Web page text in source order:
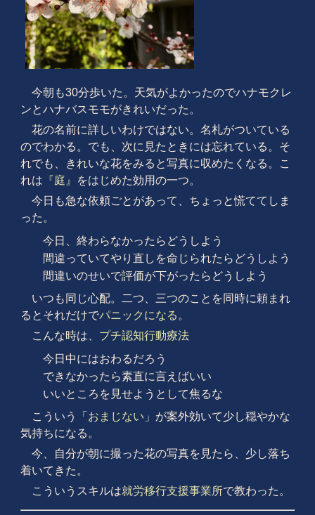
今朝も30分歩いた。天気がよかったのでハナモクレ
ンとハナバスモモがきれいだった。
花の名前に詳しいわけではない。名札がついている
のでわかる。でも、次に見たときには忘れている。そ
れでも、きれいな花をみると写真に収めたくなる。こ
れは 『庭』
をはじめた効用の一つ。
今日も急な依頼ごとがあって、ちょっと慌ててしま
った。
今日、終わらなかったらどうしよう
間違っていてやり直しを命じられたらどうしよう
間違いのせいで評価が下がったらどうしよう
いつも同じ心配。二つ、三つのことを同時に頼まれ
るとそれだけでパニックになる 。
こんな時は、 プチ認知行動療法
今日中にはおわるだろう
できなかったら素直に言えばいい
いいところを見せようとして焦るな
こういう「 おまじない 」が案外効いて少し穏やかな
気持ちになる。
今、自分が朝に撮った花の写真を見たら、少し落ち
着いてきた。
こういうスキルは就労移行支援事業所で教わった。